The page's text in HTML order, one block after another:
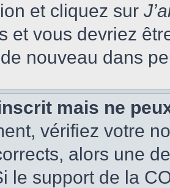
et cliquez sur
et vous devriez
nouveau dans
mais ne
vérifiez votre
alors une
le support de la